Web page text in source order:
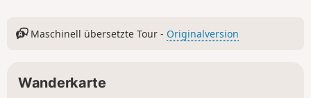
Maschinell übersetzte Tour - Originalversion
Wanderkarte